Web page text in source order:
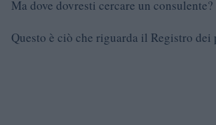
Ma dove dovresti cercare un consulente?
Questo è ciò che riguarda il Registro dei